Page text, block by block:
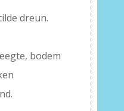
dreun.
bodem